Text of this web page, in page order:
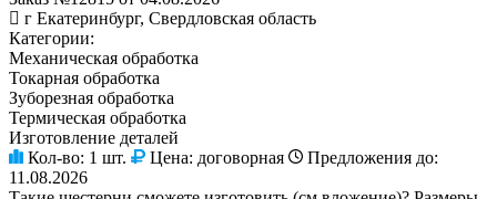
г Екатеринбург, Свердловская область
Категории:
Механическая обработка
Токарная обработка
Зуборезная обработка
Термическая обработка
Изготовление деталей
Кол-во: 1 шт. Цена: договорная
Предложения до:
11.08.2026